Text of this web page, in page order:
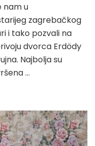
nam u
zagrebačkog
i tako pozvali na
dvorca Erdödy
Najbolja su
…